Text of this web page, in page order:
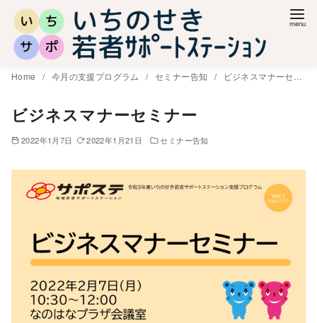
Home 今月の支援プログラム セミナー告知 ビジネスマナーセミナー
ビジネスマナーセミナー
2022年1月7日 2022年1月21日 セミナー告知